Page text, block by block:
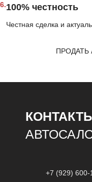
6.100% честность
Честная сделка и
+7 (929) 600-